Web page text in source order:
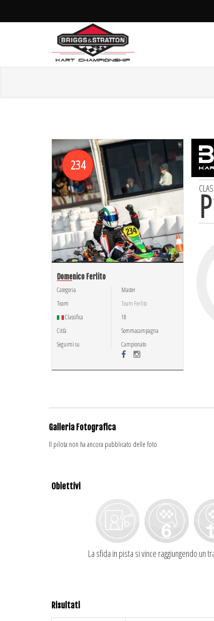
234
Domenico Ferlito
Categoria
Team
Classifica
Città
Seguimi su
Master
Team Ferlito
18
Sommacampagna
Campionato
P
Galleria Fotografica
Il pilota non ha ancora pubblicato delle foto
Obiettivi
La sfida in pista si vince raggiungendo
Risultati